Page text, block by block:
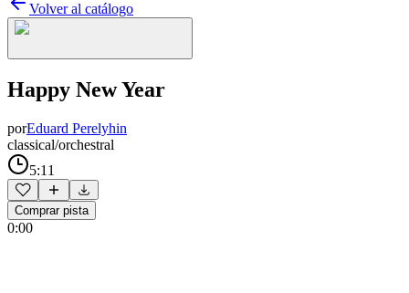
Volver al catálogo
Happy New Year
porEduard Perelyhin
classical/orchestral
5:11
Comprar pista
0:00